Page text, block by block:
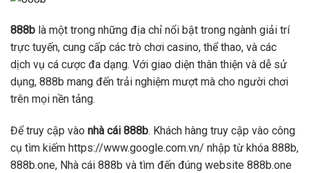
888b là một trong những địa chỉ nổi bật trong ngành giải trí
trực tuyến, cung cấp các trò chơi casino, thể thao, và các
dịch vụ cá cược đa dạng. Với giao diện thân thiện và dễ sử
dụng, 888b mang đến trải nghiệm mượt mà cho người chơi
trên mọi nền tảng.
Để truy cập vào nhà cái 888b. Khách hàng truy cập vào công
cụ tìm kiếm https://www.google.com.vn/ nhập từ khóa 888b,
888b.one, Nhà cái 888b và tìm đến đúng website 888b.one